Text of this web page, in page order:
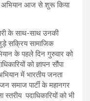
आज से शुरू किया
के साथ-साथ उनकी
सक्रिय सामाजिक
के पहले दिन गुरुवार को
को ज्ञापन सौंपा
में भारतीय जनता
समाज पार्टी के महानगर
स्तरीय पदाधिकारियों को भी